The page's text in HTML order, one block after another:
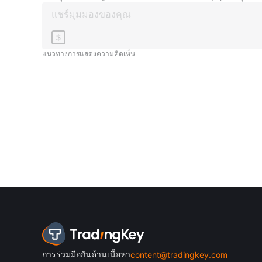
$
แนวทางการแสดงความคิดเห็น
การร่วมมือกันด้านเนื้อหาcontent@tradingkey.com